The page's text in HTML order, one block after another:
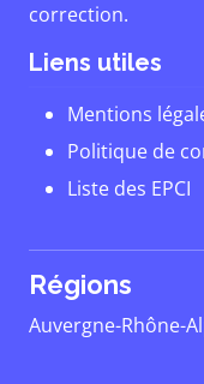
correction.
Liens utiles
Mentions
Politique de
Liste des EPCI
Régions
Auvergne-Rhône-